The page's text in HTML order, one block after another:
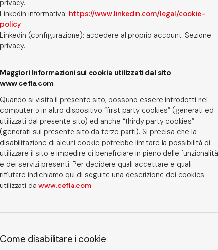
privacy.
Linkedin informativa: https://www.linkedin.com/legal/cookie-
policy
Linkedin (configurazione): accedere al proprio account. Sezione
privacy.
Maggiori Informazioni sui cookie utilizzati dal sito
www.cefla.com
Quando si visita il presente sito, possono essere introdotti nel
computer o in altro dispositivo “first party cookies” (generati ed
utilizzati dal presente sito) ed anche “thirdy party cookies”
(generati sul presente sito da terze parti). Si precisa che la
disabilitazione di alcuni cookie potrebbe limitare la possibilità di
utilizzare il sito e impedire di beneficiare in pieno delle funzionalità
e dei servizi presenti. Per decidere quali accettare e quali
rifiutare indichiamo qui di seguito una descrizione dei cookies
utilizzati da www.cefla.com
Come disabilitare i cookie